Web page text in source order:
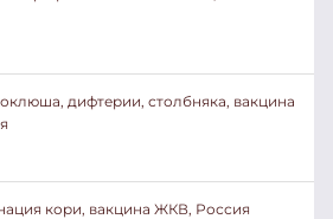
дифтерии, столбняка, вакцина
кори, вакцина ЖКВ, Россия